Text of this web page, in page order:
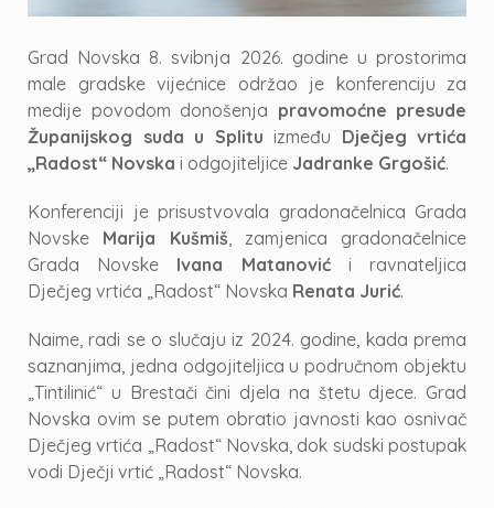
Grad Novska 8. svibnja 2026. godine u prostorima
male gradske vijećnice održao je konferenciju za
medije povodom donošenja pravomoćne presude
Županijskog suda u Splitu između Dječjeg vrtića
„Radost“ Novska i odgojiteljice Jadranke Grgošić.
Konferenciji je prisustvovala gradonačelnica Grada
Novske Marija Kušmiš, zamjenica gradonačelnice
Grada Novske Ivana Matanovići ravnateljica
Dječjeg vrtića „Radost“ Novska Renata Jurić.
Naime, radi se o slučaju iz 2024. godine, kada prema
saznanjima, jedna odgojiteljica u područnom objektu
„Tintilinić“ u Brestači čini djela na štetu djece. Grad
Novska ovim se putem obratio javnosti kao osnivač
Dječjeg vrtića „Radost“ Novska, dok sudski postupak
vodi Dječji vrtić „Radost“ Novska.